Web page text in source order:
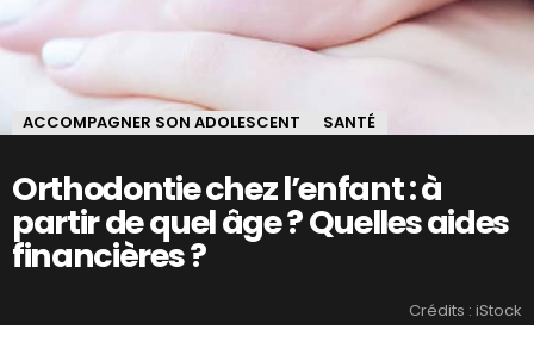
ACCOMPAGNER SON ADOLESCENT SANTÉ
Orthodontie chez l’enfant : à
partir de quel âge ? Quelles aides
financières ?
Crédits : iStock